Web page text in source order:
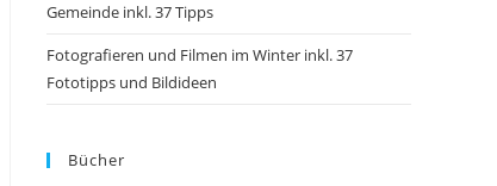
Gemeinde inkl. 37 Tipps
Fotografieren und Filmen im Winter inkl. 37
Fototipps und Bildideen
Bücher